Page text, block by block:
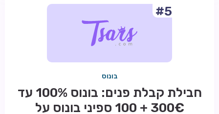
#5
בונוס
חבילת קבלת פנים: בונוס 100% עד
300€ + 100 ספיני בונוס על